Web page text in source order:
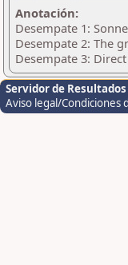
Anotación:
Desempate 1:
Desempate 2: The
Desempate 3:
Servidor de
Aviso legal/Condiciones